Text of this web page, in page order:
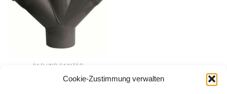
Cookie-Zustimmung verwalten
BAD UND SANITÄR
HT-Abzweig,
110/110/110/45°